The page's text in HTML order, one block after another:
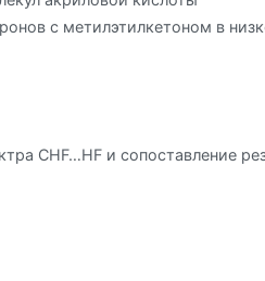
с метилэтилкетоном в
CHF…HF и сопоставление